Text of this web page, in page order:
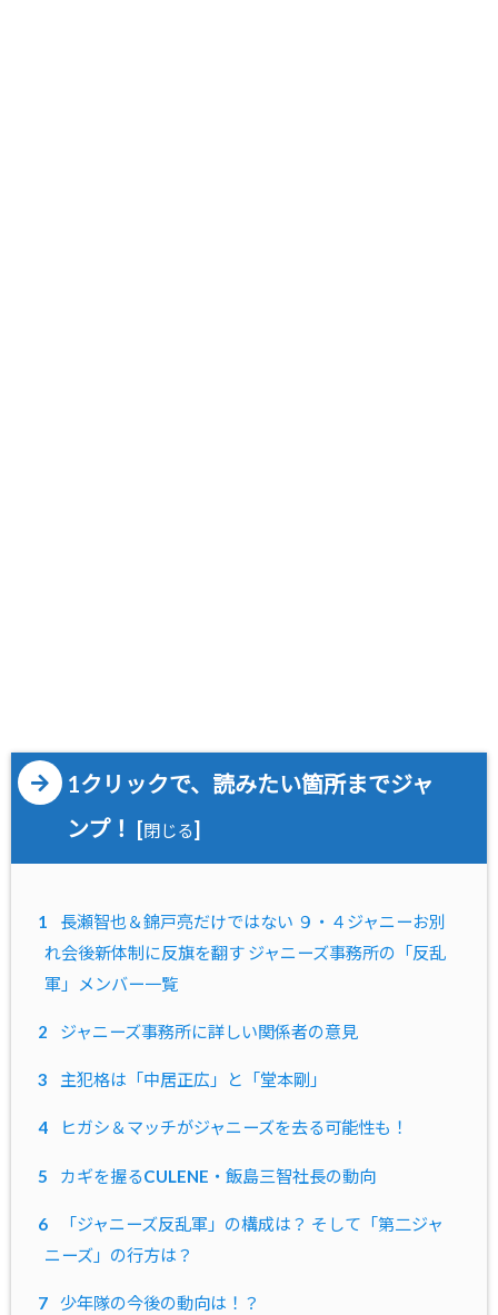
1クリックで、読みたい箇所までジャ
ンプ！
[閉じる]
1
長瀬智也＆錦戸亮だけではない ９・４ジャニーお別
れ会後新体制に反旗を翻す ジャニーズ事務所の「反乱
軍」メンバー一覧
2 ジャニーズ事務所に詳しい関係者の意見
3 主犯格は「中居正広」と「堂本剛」
4 ヒガシ＆マッチがジャニーズを去る可能性も！
5 カギを握るCULENE・飯島三智社長の動向
6
「ジャニーズ反乱軍」の構成は？ そして「第二ジャ
ニーズ」の行方は？
7 少年隊の今後の動向は！？